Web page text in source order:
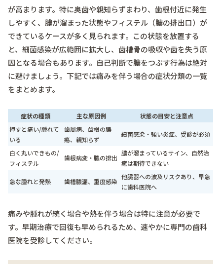
が高まります。特に奥歯や親知らずまわり、歯根付近に発生
しやすく、膿が溜まった状態やフィステル（膿の排出口）が
できているケースが多く見られます。この状態を放置する
と、細菌感染が広範囲に拡大し、歯槽骨の吸収や歯を失う原
因となる場合もあります。自己判断で膿をつぶす行為は絶対
に避けましょう。下記では痛みを伴う場合の症状分類の一覧
をまとめます。
症状の種類 主な原因例
状態の目安と注意点
押すと痛い/腫れて
いる
歯周病、歯根の膿
瘍、親知らず
細菌感染・強い炎症、受診が必須
白く丸いできもの/
フィステル
歯根病変・膿の排出
膿が溜まっているサイン、自然治
癒は期待できない
急な腫れと発熱 歯槽膿漏、重度感染
他臓器への波及リスクあり、早急
に歯科医院へ
痛みや腫れが続く場合や熱を伴う場合は特に注意が必要で
す。早期治療で回復も早められるため、速やかに専門の歯科
医院を受診してください。